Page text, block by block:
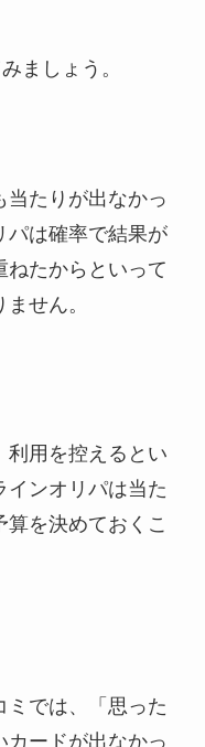
ましょう。
当たりが出なかっ
パは確率で結果が
ねたからといって
せん。
利用を控えるとい
インオリパは当た
算を決めておくこ
ミでは、「思った
カードが出なかっ